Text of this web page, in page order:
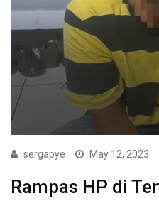
sergapye May 12, 2023
Rampas HP di